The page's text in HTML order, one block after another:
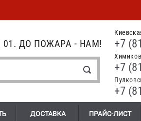
+7
+7
+7
ДО ПОЖАРА - НАМ!
ДОСТАВКА ПРАЙС-ЛИСТ